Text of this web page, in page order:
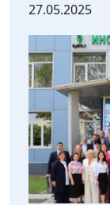
27.05.2025